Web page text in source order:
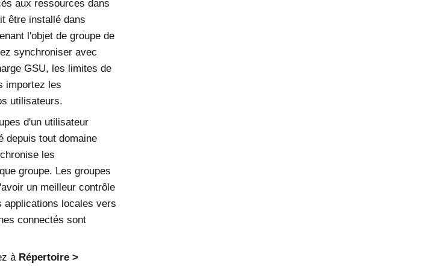
aux ressources dans
être installé dans
l'objet de groupe de
synchroniser avec
GSU, les limites de
importez les
utilisateurs.
d'un utilisateur
depuis tout domaine
les
groupe. Les groupes
un meilleur contrôle
applications locales vers
connectés sont
à Répertoire